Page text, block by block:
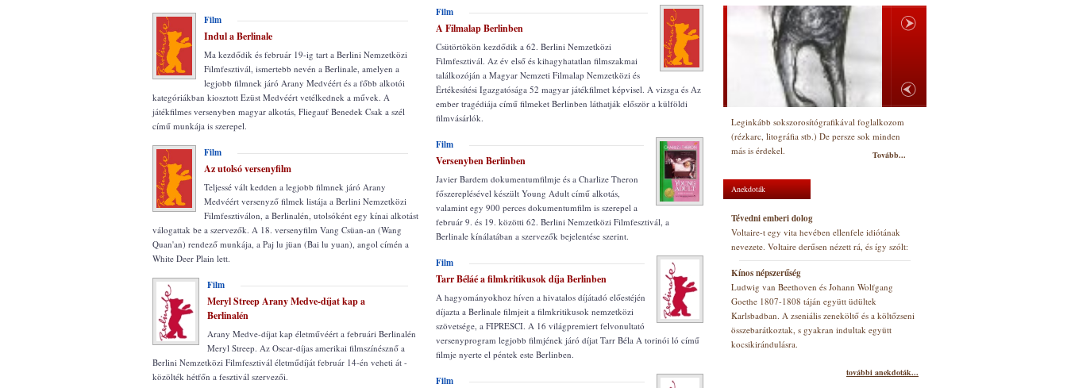
Film
Indul a Berlinale
Ma kezdődik és február 19-ig tart a Berlini Nemzetközi
Filmfesztivál, ismertebb nevén a Berlinale, amelyen a
legjobb filmnek járó Arany Medvéért és a főbb alkotói
kategóriákban kiosztott Ezüst Medvéért vetélkednek a művek. A
játékfilmes versenyben magyar alkotás, Fliegauf Benedek Csak a szél
című munkája is szerepel.
Film
Az utolsó versenyfilm
Teljessé vált kedden a legjobb filmnek járó Arany
Medvéért versenyző filmek listája a Berlini Nemzetközi
Filmfesztiválon, a Berlinalén, utolsóként egy kínai alkotást
válogattak be a szervezők. A 18. versenyfilm Vang Csüan-an (Wang
Quan'an) rendező munkája, a Paj lu jüan (Bai lu yuan), angol címén a
White Deer Plain lett.
Film
Meryl Streep Arany Medve-díjat kap a
Berlinalén
Arany Medve-díjat kap életművéért a februári Berlinalén
Meryl Streep. Az Oscar-díjas amerikai filmszínésznő a
Berlini Nemzetközi Filmfesztivál életműdíját február 14-én veheti át -
közölték hétfőn a fesztivál szervezői.
Film
A Filmalap Berlinben
Csütörtökön kezdődik a 62. Berlini Nemzetközi
Filmfesztivál. Az év első és kihagyhatatlan filmszakmai
találkozóján a Magyar Nemzeti Filmalap Nemzetközi és
Értékesítési Igazgatósága 52 magyar játékfilmet képvisel. A vizsga és Az
ember tragédiája című filmeket Berlinben láthatják először a külföldi
filmvásárlók.
Film
Versenyben Berlinben
Javier Bardem dokumentumfilmje és a Charlize Theron
főszereplésével készült Young Adult című alkotás,
valamint egy 900 perces dokumentumfilm is szerepel a
február 9. és 19. közötti 62. Berlini Nemzetközi Filmfesztivál, a
Berlinale kínálatában a szervezők bejelentése szerint.
Film
Tarr Béláé a filmkritikusok díja Berlinben
A hagyományokhoz híven a hivatalos díjátadó előestéjén
díjazta a Berlinale filmjeit a filmkritikusok nemzetközi
szövetsége, a FIPRESCI. A 16 világpremiert felvonultató
versenyprogram legjobb filmjének járó díjat Tarr Béla A torinói ló című
filmje nyerte el péntek este Berlinben.
Film
Leginkább sokszorosítógrafikával foglalkozom
(rézkarc, litográfia stb.) De persze sok minden
más is érdekel.
Tovább...
Anekdoták
Tévedni emberi dolog
Voltaire-t egy vita hevében ellenfele idiótának
nevezete. Voltaire derűsen nézett rá, és így szólt:
Kínos népszerűség
Ludwig van Beethoven és Johann Wolfgang
Goethe 1807-1808 táján együtt üdültek
Karlsbadban. A zseniális zeneköltő és a költőzseni
összebarátkoztak, s gyakran indultak együtt
kocsikirándulásra.
további anekdoták...